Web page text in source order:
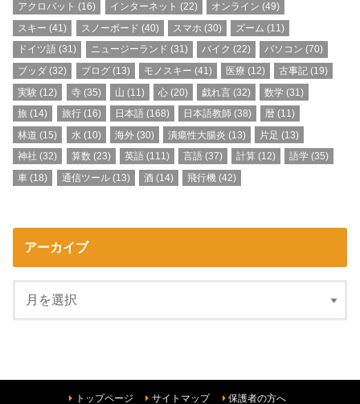
アクロバット (16) インターネット (22) オンライン (49)
スキー (41) スノーボード (40) スマホ (30) ズーム (11)
ドイツ語 (31) ニュージーランド (31) バイク (22) パソコン (70)
ブッダ (32) ブログ(13) モノスキー (41) 医療 (12) 古事記 (19)
実験 (12) 寺(35) 山 (11) 心 (20) 戯れ言 (32) 数学 (31)
旅 (14) 旅行(16) 日本語 (168) 日本語教師 (38) 暦 (11)
林道 (15) 水 (10) 海外(30) 潰瘍性大腸炎 (13) 片足 (13)
神社 (32) 算数 (23) 英語 (111) 言語 (37) 計算 (12) 語学 (35)
車 (18) 通信ツール(13) 酒(14) 飛行機 (42)
アーカイブ
トップページ サイトマップ 保護者の方へ